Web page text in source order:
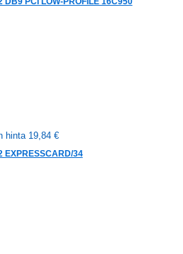
hinta 19,84 €
EXPRESSCARD/34